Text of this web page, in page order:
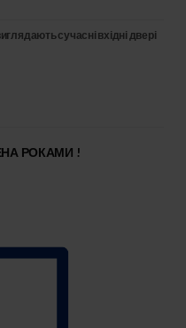
сучасні вхідні двері
РОКАМИ !